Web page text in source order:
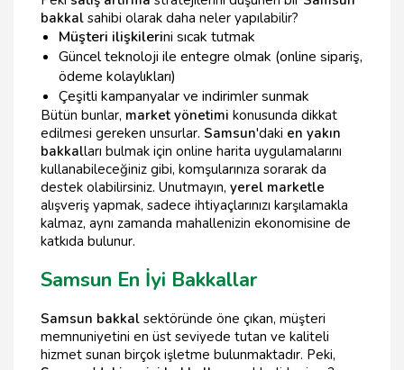
bakkal sahibi olarak daha neler yapılabilir?
Müşteri ilişkilerini sıcak tutmak
Güncel teknoloji ile entegre olmak (online sipariş,
ödeme kolaylıkları)
Çeşitli kampanyalar ve indirimler sunmak
Bütün bunlar, market yönetimi konusunda dikkat
edilmesi gereken unsurlar. Samsun'daki en yakın
bakkalları bulmak için online harita uygulamalarını
kullanabileceğiniz gibi, komşularınıza sorarak da
destek olabilirsiniz. Unutmayın, yerel marketle
alışveriş yapmak, sadece ihtiyaçlarınızı karşılamakla
kalmaz, aynı zamanda mahallenizin ekonomisine de
katkıda bulunur.
Samsun En İyi Bakkallar
Samsun bakkal sektöründe öne çıkan, müşteri
memnuniyetini en üst seviyede tutan ve kaliteli
hizmet sunan birçok işletme bulunmaktadır. Peki,